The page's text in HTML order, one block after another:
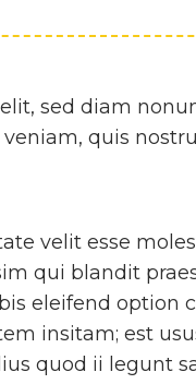
sed diam
quis
velit esse
qui blandit
eleifend
insitam; est
quod ii legunt